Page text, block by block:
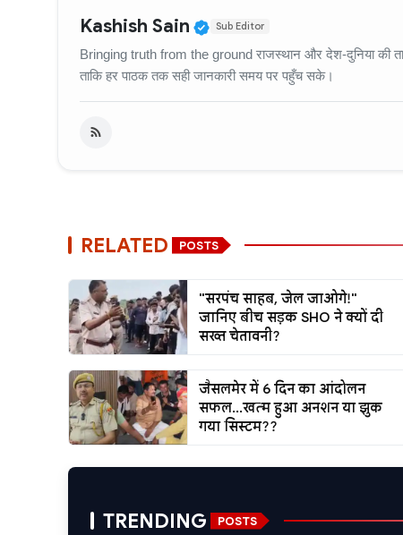
Kashish Sain Verified Public Figure
Sub Editor
Bringing truth from the ground राजस्थान और देश-दुनिया की
ताकि हर पाठक तक सही जानकारी समय पर पहुँच सके।
RELATED POSTS
"सरपंच साहब, जेल जाओगे!"
जानिए बीच सड़क SHO ने क्यों दी
सख्त चेतावनी?
जैसलमेर में 6 दिन का आंदोलन
सफल...खत्म हुआ अनशन या झुक
गया सिस्टम??
TRENDING POSTS